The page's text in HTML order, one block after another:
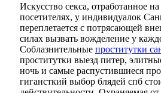
Искусство секса, отработанное
посетителях, у индивидуалок
переплетается с потрясающей
силах вызвать вожделение у
Соблазнительные проститутки
проститутки выезд питер,
ночь и самые распустившиеся
гигансткий выбор блядей спб